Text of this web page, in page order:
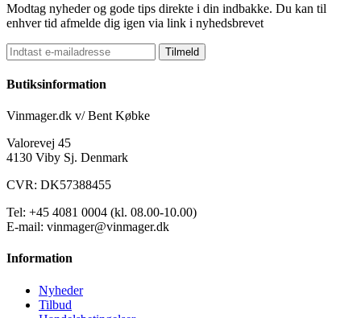
Modtag nyheder og gode tips direkte i din indbakke. Du kan til
enhver tid afmelde dig igen via link i nyhedsbrevet
Tilmeld
Butiksinformation
Vinmager.dk v/ Bent Købke
Valorevej 45
4130 Viby Sj. Denmark
CVR: DK57388455
Tel: +45 4081 0004 (kl. 08.00-10.00)
E-mail: vinmager@vinmager.dk
Information
Nyheder
Tilbud